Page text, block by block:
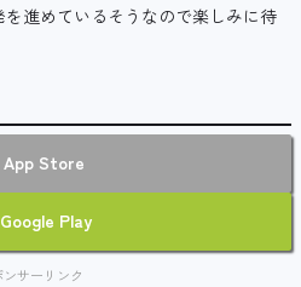
進めているそうなので楽しみに待
App Store
Google Play
ンサーリンク